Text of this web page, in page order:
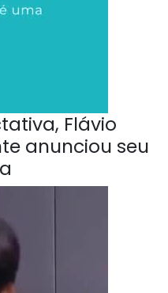
Flávio
anunciou seu